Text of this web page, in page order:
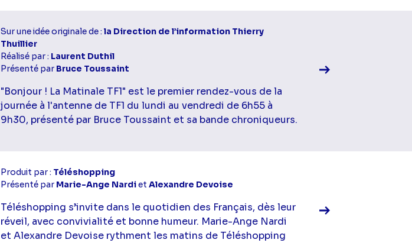
Sur une idée originale de :la Direction de l’information Thierry
Thuillier
Réalisé par : Laurent Duthil
Présenté par Bruce Toussaint
"Bonjour ! La Matinale TF1" est le premier rendez-vous de la
journée à l'antenne de TF1 du lundi au vendredi de 6h55 à
9h30, présenté par Bruce Toussaint et sa bande chroniqueurs.
Produit par : Téléshopping
Présenté par Marie-Ange NardietAlexandre Devoise
Téléshopping s’invite dans le quotidien des Français, dès leur
réveil, avec convivialité et bonne humeur. Marie-Ange Nardi
et Alexandre Devoise rythment les matins de Téléshopping